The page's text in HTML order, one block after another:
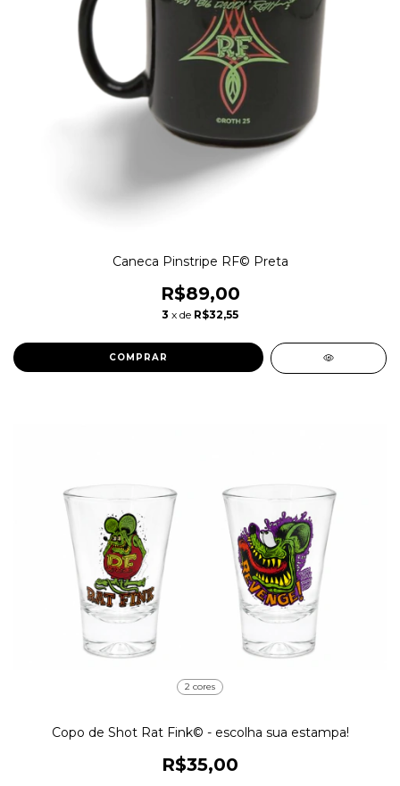
Caneca Pinstripe RF© Preta
R$89,00
3 x de R$32,55
2 cores
Copo de Shot Rat Fink© - escolha sua estampa!
R$35,00